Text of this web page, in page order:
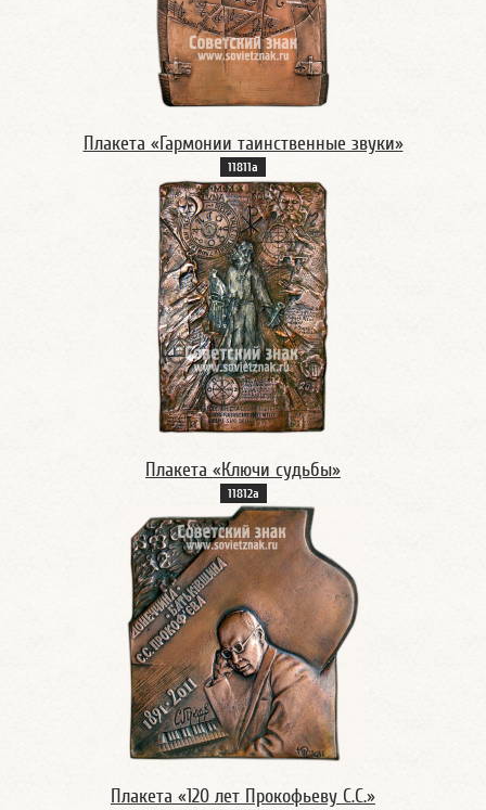
Плакета «Гармонии таинственные звуки»
11811а
Плакета «Ключи судьбы»
11812а
Плакета «120 лет Прокофьеву С.С.»